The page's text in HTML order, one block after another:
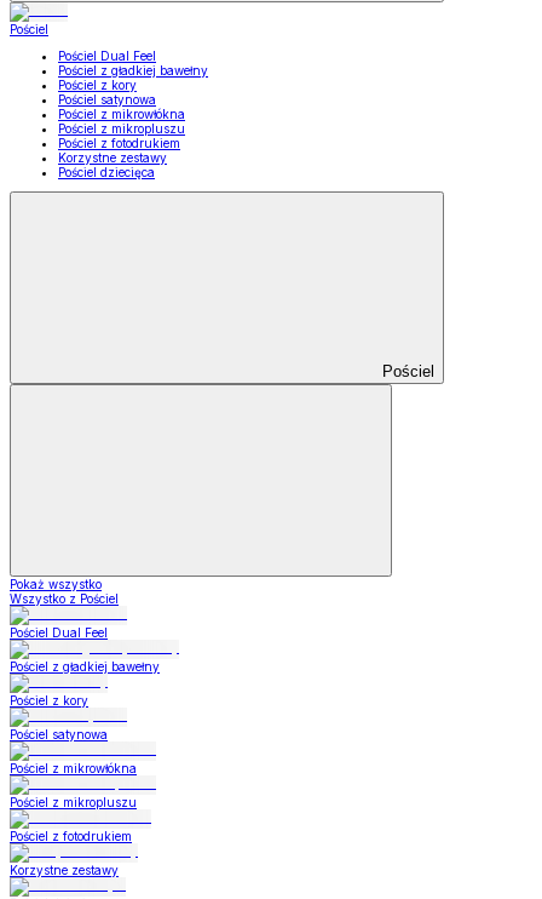
Pościel
Pościel Dual Feel
Pościel z gładkiej bawełny
Pościel z kory
Pościel satynowa
Pościel z mikrowłókna
Pościel z mikropluszu
Pościel z fotodrukiem
Korzystne zestawy
Pościel dziecięca
Pościel
Pokaż wszystko
Wszystko z Pościel
Pościel Dual Feel
Pościel z gładkiej bawełny
Pościel z kory
Pościel satynowa
Pościel z mikrowłókna
Pościel z mikropluszu
Pościel z fotodrukiem
Korzystne zestawy